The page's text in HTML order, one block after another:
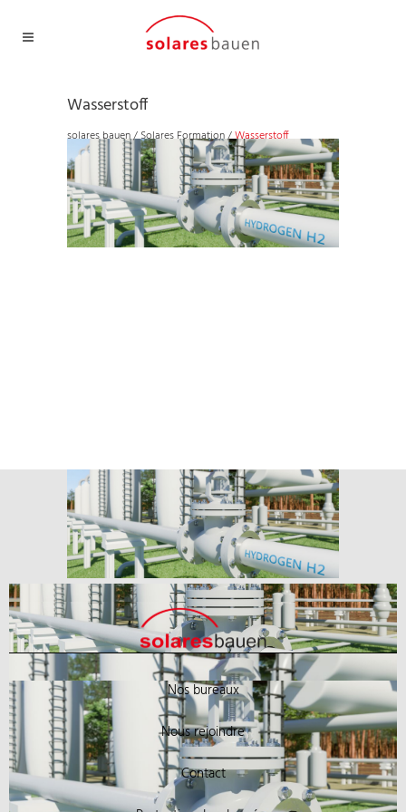
Wasserstoff
solares bauen/Solares Formation/Wasserstoff
Nos bureaux
Nous rejoindre
Contact